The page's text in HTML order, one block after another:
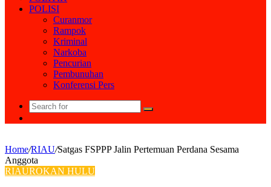
POLISI
Curanmor
Rampok
Kriminal
Narkoba
Pencurian
Pembunuhan
Konferensi Pers
Search
for
Home/RIAU/Satgas FSPPP Jalin Pertemuan Perdana Sesama
Anggota
RIAUROKAN HULU